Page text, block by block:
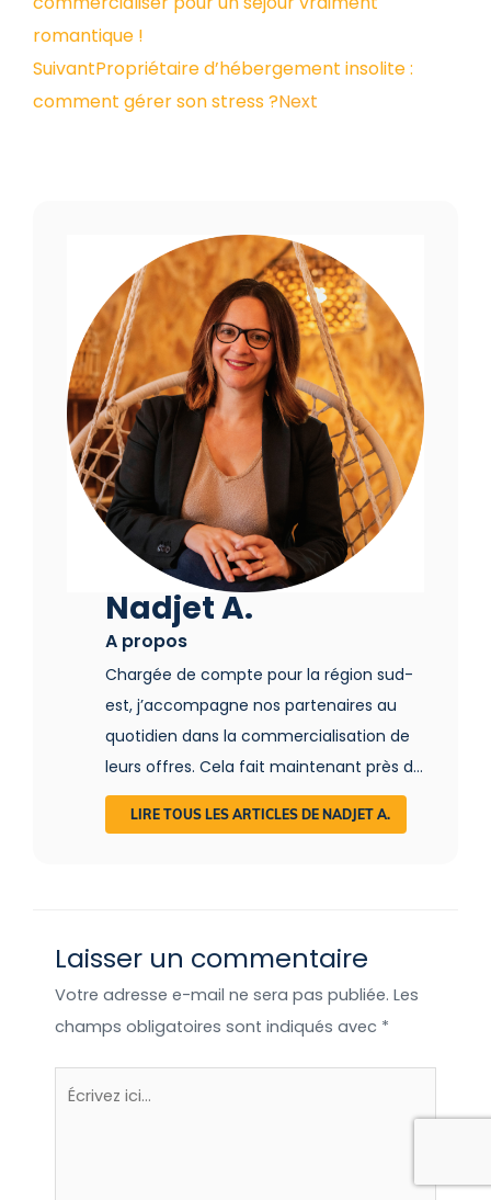
romantique !
SuivantPropriétaire d’hébergement insolite :
comment gérer son stress ?Next
Nadjet A.
A propos
Chargée de compte pour la région sud-
est, j’accompagne nos partenaires au
quotidien dans la commercialisation de
leurs offres. Cela fait maintenant près de
15 ans que je baigne dans le monde du
tourisme et du voyage. C’est d’ailleurs
Québec, tente lodge en Afrique du Sud,
que j’ai plaisir à partager !
LIRE TOUS LES ARTICLES DE NADJET A.
Laisser un commentaire
Votre adresse e-mail ne sera pas publiée. Les
champs obligatoires sont indiqués avec *